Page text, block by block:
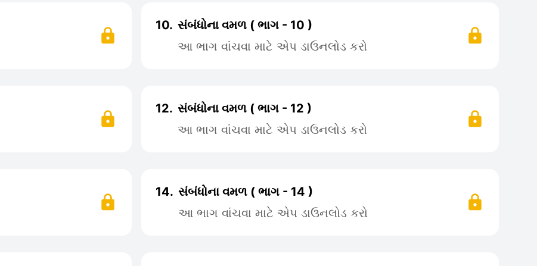
10. સંબંધોના વમળ ( ભાગ - 10 )
આ ભાગ વાંચવા માટે એપ ડાઉનલોડ કરો
12. સંબંધોના વમળ ( ભાગ - 12 )
આ ભાગ વાંચવા માટે એપ ડાઉનલોડ કરો
14. સંબંધોના વમળ ( ભાગ - 14 )
આ ભાગ વાંચવા માટે એપ ડાઉનલોડ કરો